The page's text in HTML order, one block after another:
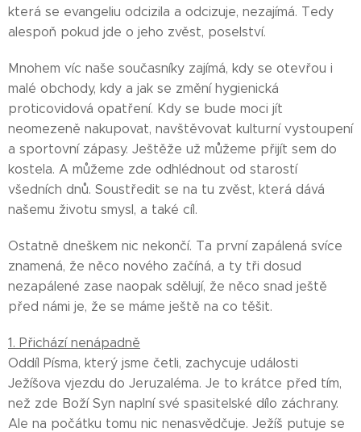
která se evangeliu odcizila a odcizuje, nezajímá. Tedy
alespoň pokud jde o jeho zvěst, poselství.
Mnohem víc naše současníky zajímá, kdy se otevřou i
malé obchody, kdy a jak se změní hygienická
proticovidová opatření. Kdy se bude moci jít
neomezeně nakupovat, navštěvovat kulturní vystoupení
a sportovní zápasy. Ještěže už můžeme přijít sem do
kostela. A můžeme zde odhlédnout od starostí
všedních dnů. Soustředit se na tu zvěst, která dává
našemu životu smysl, a také cíl.
Ostatně dneškem nic nekončí. Ta první zapálená svíce
znamená, že něco nového začíná, a ty tři dosud
nezapálené zase naopak sdělují, že něco snad ještě
před námi je, že se máme ještě na co těšit.
1. Přichází nenápadně
Oddíl Písma, který jsme četli, zachycuje události
Ježíšova vjezdu do Jeruzaléma. Je to krátce před tím,
než zde Boží Syn naplní své spasitelské dílo záchrany.
Ale na počátku tomu nic nenasvědčuje. Ježíš putuje se